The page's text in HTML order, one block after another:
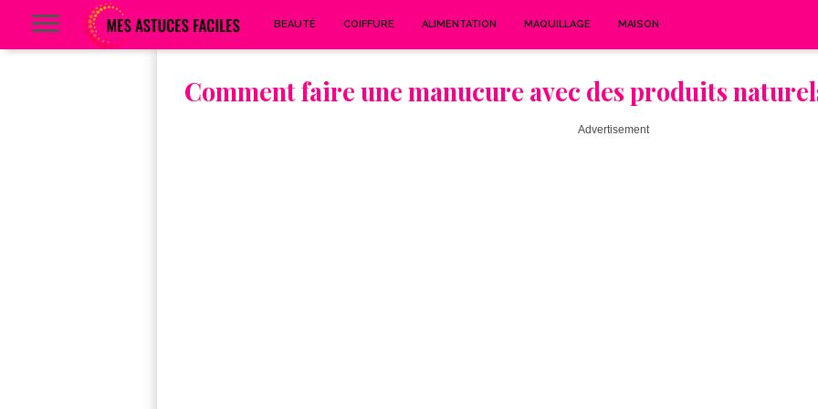
BEAUTÉ COIFFURE ALIMENTATION MAQUILLAGE MAISON
Comment faire une manucure avec des produits
Advertisement